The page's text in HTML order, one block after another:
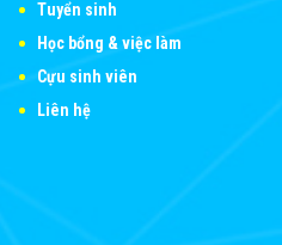
Tuyển sinh
Học bổng & việc làm
Cựu sinh viên
Liên hệ